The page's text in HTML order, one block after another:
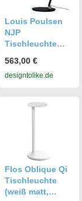
Louis Poulsen
NJP
Tischleuchte
warmweiß
(3000K)) schwarz
563,00 €
designtolike.de
Flos Oblique Qi
Tischleuchte
(weiß matt,